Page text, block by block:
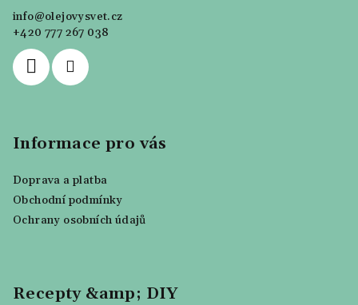
info@olejovysvet.cz
+420 777 267 038
Informace pro vás
Doprava a platba
Obchodní podmínky
Ochrany osobních údajů
Recepty &amp; DIY